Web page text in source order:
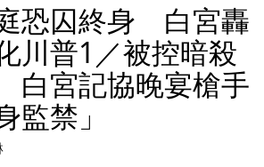
恐囚終身 白宮轟
川普1／被控暗殺
宮記協晚宴槍手
監禁」